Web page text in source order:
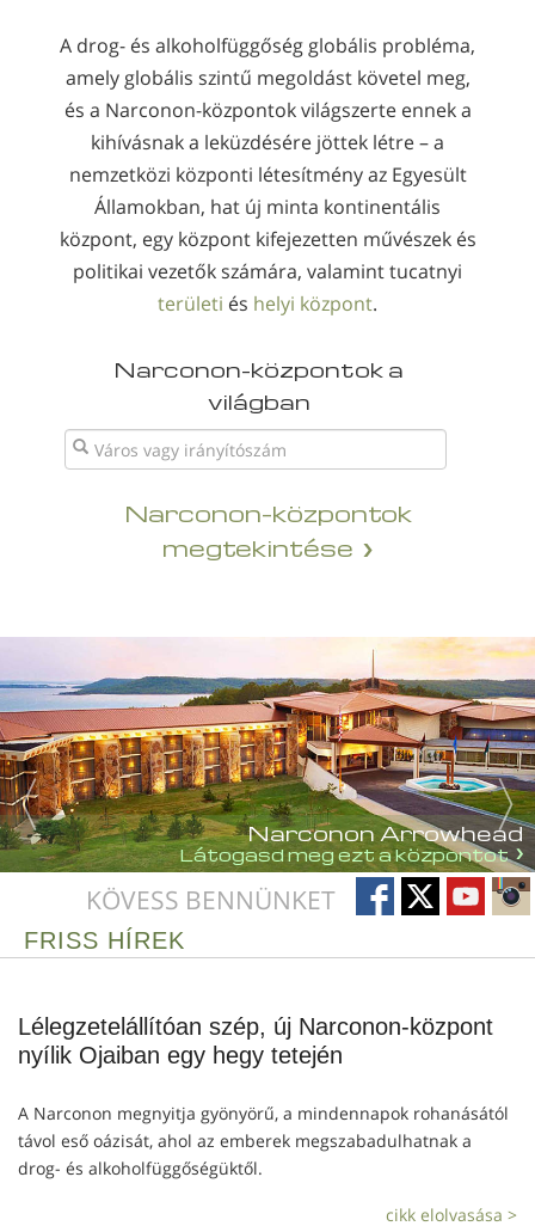
A drog- és alkoholfüggőség globális probléma,
amely globális szintű megoldást követel meg,
és a Narconon-központok világszerte ennek a
kihívásnak a leküzdésére jöttek létre – a
nemzetközi központi létesítmény az Egyesült
Államokban, hat új minta kontinentális
központ, egy központ kifejezetten művészek és
politikai vezetők számára, valamint tucatnyi
területi és helyi központ.
Narconon-központok a
világban
Narconon-központok
megtekintése
Narconon Arrowhead
Látogasd meg ezt a központot
KÖVESS BENNÜNKET
FRISS HÍREK
Lélegzetelállítóan szép, új Narconon-központ
nyílik Ojaiban egy hegy tetején
A Narconon megnyitja gyönyörű, a mindennapok rohanásától
távol eső oázisát, ahol az emberek megszabadulhatnak a
drog- és alkoholfüggőségüktől.
cikk elolvasása >